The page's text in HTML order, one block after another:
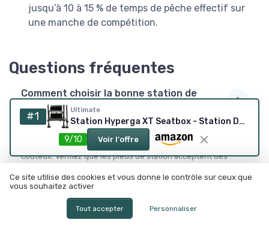
jusqu’à 10 à 15 % de temps de pêche effectif sur
une manche de compétition.
Questions fréquentes
Comment choisir la bonne station de
pêche pour débuter
Pour débuter, privilégiez une station de pêche avec pieds
réglables, un siège confortable et quelques casiers de base,
sans viser tout de suite les modèles World Champion très
coûteux. Vérifiez que les pieds de station acceptent des
bourriche et une barre d’amorçage. Un bon rapport qualité
prix permet de garder un budget pour la canne, le moulinet et
#1 Ultimate
Station Hyperga XT Seatbox - Station De Pêche
9/10
Voir l'offre
Ce site utilise des cookies et vous donne le contrôle sur ceux que
vous souhaitez activer
Tout accepter Personnaliser